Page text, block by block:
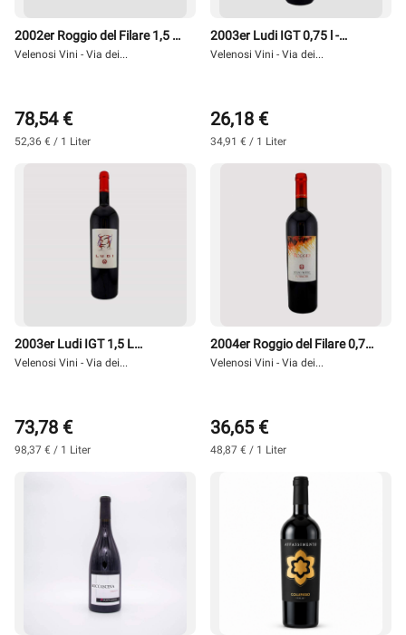
2002er Roggio del Filare 1,5 l
Magnum - Velenosi
Velenosi Vini - Via dei...
78,54 €
52,36 € / 1 Liter
2003er Ludi IGT 0,75 l -
Velenosi
Velenosi Vini - Via dei...
26,18 €
34,91 € / 1 Liter
2003er Ludi IGT 1,5 L
Magnum - Velenosi
Velenosi Vini - Via dei...
73,78 €
98,37 € / 1 Liter
2004er Roggio del Filare 0,75
l - Velenosi
Velenosi Vini - Via dei...
36,65 €
48,87 € / 1 Liter